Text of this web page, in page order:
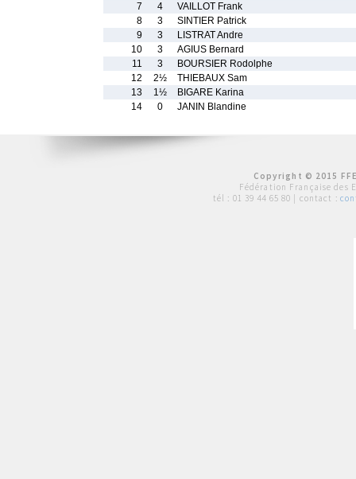
7
4
VAILLOT Frank
8
3
SINTIER Patrick
9
3
LISTRAT Andre
10
3
AGIUS Bernard
11
3
BOURSIER Rodolphe
12
2½
THIEBAUX Sam
13
1½
BIGARE Karina
14
0 JANIN Blandine
Copyright © 2015
Fédération Française des
tél : 01 39 44 65 80 | contact :